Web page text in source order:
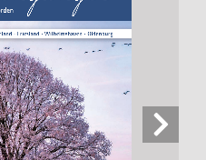
∙ Friesland ∙ Wilhelmshaven ∙ Oldenburg